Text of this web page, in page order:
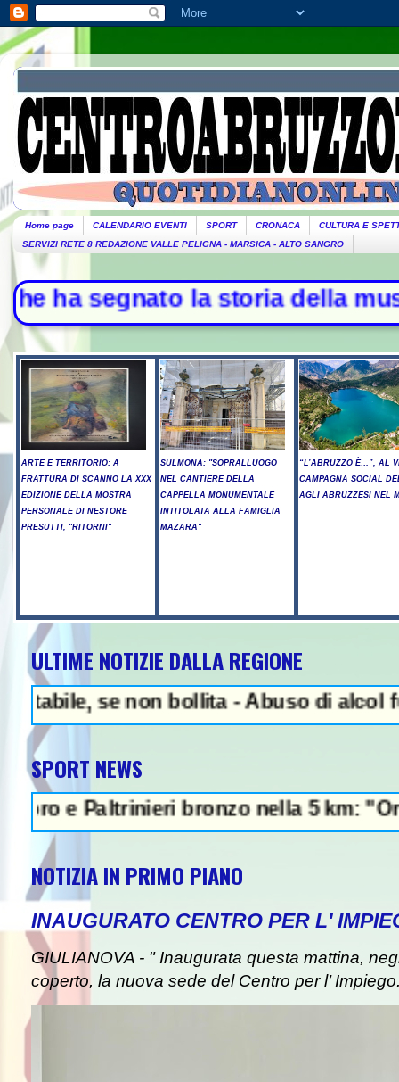
Home page CALENDARIO EVENTI SPORT CRONACA
CULTURA E
SERVIZI RETE 8 REDAZIONE VALLE PELIGNA - MARSICA - ALTO SANGRO
la storia della musica -
ARTE E TERRITORIO: A
FRATTURA DI SCANNO LA XXX
EDIZIONE DELLA MOSTRA
PERSONALE DI NESTORE
PRESUTTI, "RITORNI"
SULMONA: "SOPRALLUOGO
NEL CANTIERE DELLA
CAPPELLA MONUMENTALE
INTITOLATA ALLA FAMIGLIA
MAZARA"
“L’ABRUZZO È…”, AL
CAMPAGNA SOCIAL
AGLI ABRUZZESI NEL
ULTIME NOTIZIE DALLA REGIONE
non bollita - Abuso di alcol fuori
SPORT NEWS
bronzo nella 5 km: "Ora ci
NOTIZIA IN PRIMO PIANO
INAUGURATO CENTRO PER L'
GIULIANOVA - " Inaugurata questa mattina,
coperto, la nuova sede del Centro per l’
NEWS IN